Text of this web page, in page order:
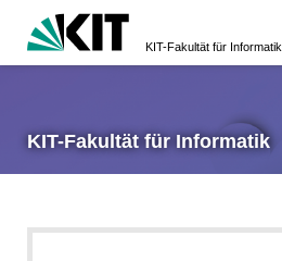
KIT-Fakultät für Informatik
KIT-Fakultät für Informatik